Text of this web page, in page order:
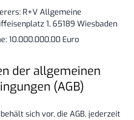
R+V Allgemeine
1, 65189 Wiesbaden
10.000.000,00 Euro
der allgemeinen
(AGB)
sich vor, die AGB, jederzeit